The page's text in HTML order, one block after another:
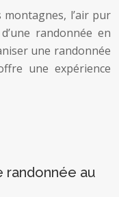
l’air pur
randonnée en
une randonnée
une expérience
randonnée au